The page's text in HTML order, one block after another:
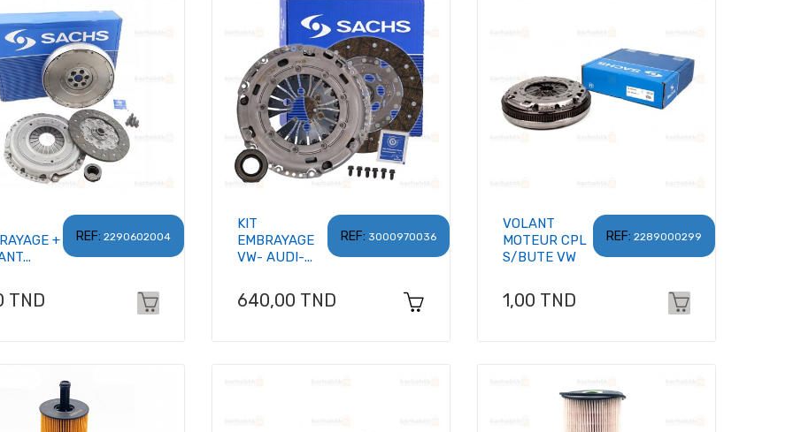
REF: 2290602004
+
TND
REF: 3000970036
KIT
EMBRAYAGE
VW- AUDI-...
Prix
640,00 TND
REF: 2289000299
VOLANT
MOTEUR CPL
S/BUTE VW
Prix
1,00 TND